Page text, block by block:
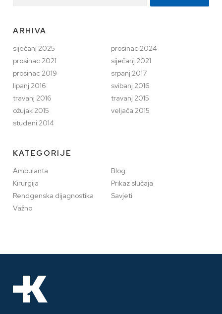
ARHIVA
siječanj 2025
prosinac 2024
prosinac 2021
siječanj 2021
prosinac 2019
srpanj 2017
lipanj 2016
svibanj 2016
travanj 2016
travanj 2015
ožujak 2015
veljača 2015
studeni 2014
KATEGORIJE
Ambulanta
Blog
Kirurgija
Prikaz slučaja
Rendgenska dijagnostika
Savjeti
Važno